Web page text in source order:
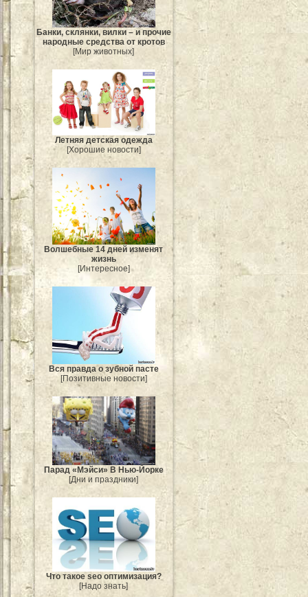
Банки, склянки, вилки – и прочие
народные средства от кротов
[Мир животных]
Летняя детская одежда
[Хорошие новости]
Волшебные 14 дней изменят
жизнь
[Интересное]
Вся правда о зубной пасте
[Позитивные новости]
Парад «Мэйси» В Нью-Йорке
[Дни и праздники]
Что такое seo оптимизация?
[Надо знать]